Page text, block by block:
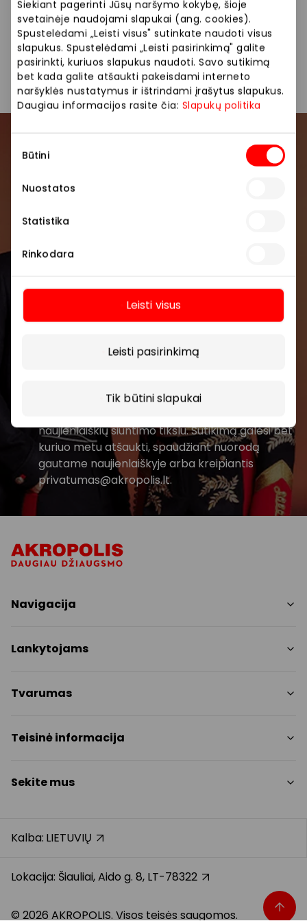
Siekiant pagerinti Jūsų naršymo kokybę, šioje
svetainėje naudojami slapukai (ang. cookies).
Spustelėdami „Leisti visus" sutinkate naudoti visus
slapukus. Spustelėdami „Leisti pasirinkimą" galite
pasirinkti, kuriuos slapukus naudoti. Savo sutikimą
bet kada galite atšaukti pakeisdami interneto
naršyklės nustatymus ir ištrindami įrašytus slapukus.
Daugiau informacijos rasite čia: Slapukų politika
pasirinkimas
Būtini
Nuostatos
Statistika
Rinkodara
Leisti visus
Leisti pasirinkimą
Tik būtini slapukai
rinkiniai.
Maisto prekės ir gėrimai Parduotuvės
renginius ir naujausią informaciją iš AKROPOLIS
PPC AKROPOLIS naujienas. Dėl to AKROPOLIS
naujienlaiškių siuntimo tikslu. Sutikimą galėsi bet
kuriuo metu atšaukti, spaudžiant nuorodą
gautame naujienlaiškyje arba kreipiantis
privatumas@akropolis.lt.
Daugiau
Navigacija
Paslaugos
Pramogos
Lankytojams
Nemokami patogumai
Kontaktai
Dovanų kortelė
Atsiliepimai
Tvarumas
Tvarumo ataskaita
Teisinė informacija
Slapukų politika
Dovanų kortelės bendrosios taisyklės
Klientų aptarnavimo standartas
Sekite mus
Facebook
TikTok
Kalba: LIETUVIŲ
Lokacija: Šiauliai, Aido g. 8, LT-78322
© 2026 AKROPOLIS. Visos teisės saugomos.